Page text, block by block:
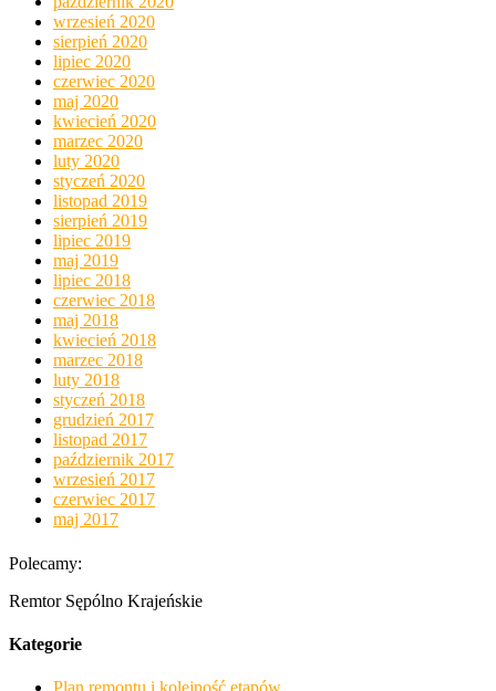
wrzesień 2020
sierpień 2020
lipiec 2020
czerwiec 2020
maj 2020
kwiecień 2020
marzec 2020
luty 2020
styczeń 2020
listopad 2019
sierpień 2019
lipiec 2019
maj 2019
lipiec 2018
czerwiec 2018
maj 2018
kwiecień 2018
marzec 2018
luty 2018
styczeń 2018
grudzień 2017
listopad 2017
październik 2017
wrzesień 2017
czerwiec 2017
maj 2017
Polecamy:
Remtor Sępólno Krajeńskie
Kategorie